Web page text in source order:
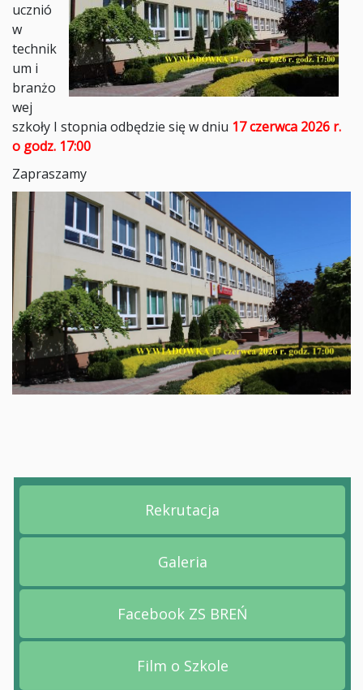
ucznió
w
technik
um i
branżo
wej
szkoły I stopnia odbędzie się w dniu 17 czerwca 2026 r.
o godz. 17:00
Zapraszamy
Przejdź na stronę
Rekrutacja
Przejdź na stronę Galeria
Galeria
Przejdź na stronę
Facebook ZS BREŃ
Przejdź na stronę Film o
Film o Szkole